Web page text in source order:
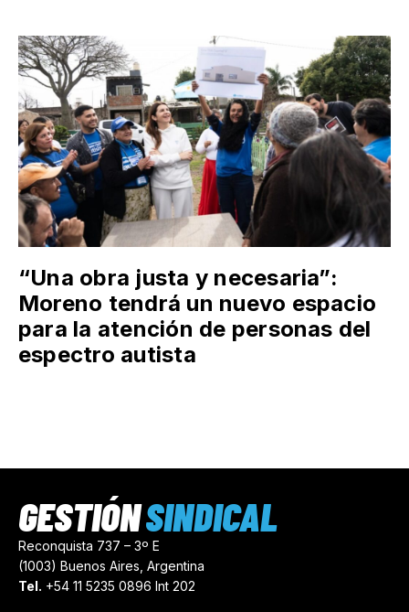
“Una obra justa y necesaria”:
Moreno tendrá un nuevo espacio
para la atención de personas del
espectro autista
Reconquista 737 – 3º E
(1003) Buenos Aires, Argentina
Tel. +54 11 5235 0896 Int 202
GESTIÓNSINDICAL